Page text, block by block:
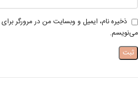
ذخیره نام، ایمیل و وبسایت من در مرورگر
می‌نویسم.